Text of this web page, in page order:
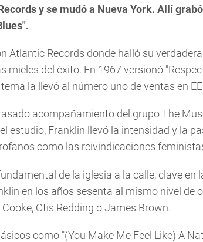
y se mudó a Nueva York. Allí
Atlantic Records donde halló su
mieles del éxito. En 1967 versionó
la llevó al número uno de ventas en
acompañamiento del grupo The
estudio, Franklin llevó la intensidad y la
como las reivindicaciones
de la iglesia a la calle, clave en
en los años sesenta al mismo nivel de
Otis Redding o James Brown.
como "(You Make Me Feel Like) A